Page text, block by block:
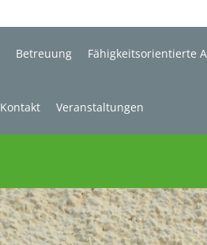
Betreuung Fähigkeitsorientierte
Kontakt Veranstaltungen